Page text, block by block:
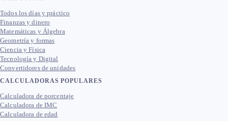
Todos los días y práctico
Finanzas y dinero
Matemáticas y Álgebra
Geometría y formas
Ciencia y Física
Tecnología y Digital
Convertidores de unidades
CALCULADORAS POPULARES
Calculadora de porcentaje
Calculadora de IMC
Calculadora de edad